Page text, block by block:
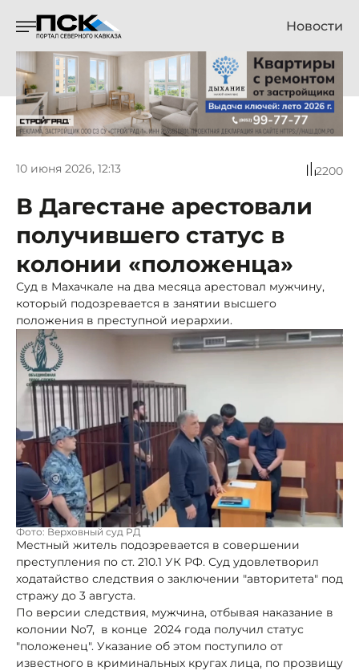
Новости
10 июня 2026, 12:13 2200
В Дагестане арестовали
получившего статус в
колонии «положенца»
Суд в Махачкале на два месяца арестовал мужчину,
который подозревается в занятии высшего
положения в преступной иерархии.
Фото: Верховный суд РД
Местный житель подозревается в совершении
преступления по ст. 210.1 УК РФ. Суд удовлетворил
ходатайство следствия о заключении "авторитета" под
стражу до 3 августа.
По версии следствия, мужчина, отбывая наказание в
колонии No7, в конце 2024 года получил статус
"положенец". Указание об этом поступило от
известного в криминальных кругах лица, по прозвищу